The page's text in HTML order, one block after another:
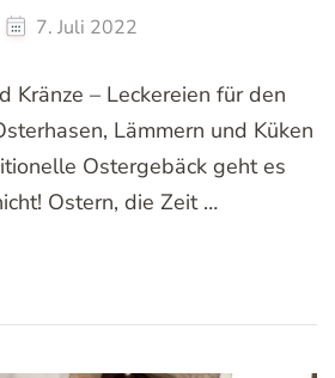
7. Juli 2022
Kränze – Leckereien für den
Lämmern und Küken
Ostergebäck geht es
Ostern, die Zeit …